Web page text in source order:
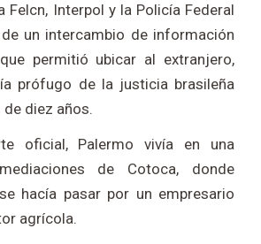
Felcn, Interpol y la Policía Federal
un intercambio de información
permitió ubicar al extranjero,
prófugo de la justicia brasileña
diez años.
oficial, Palermo vivía en una
de Cotoca, donde
hacía pasar por un empresario
agrícola.